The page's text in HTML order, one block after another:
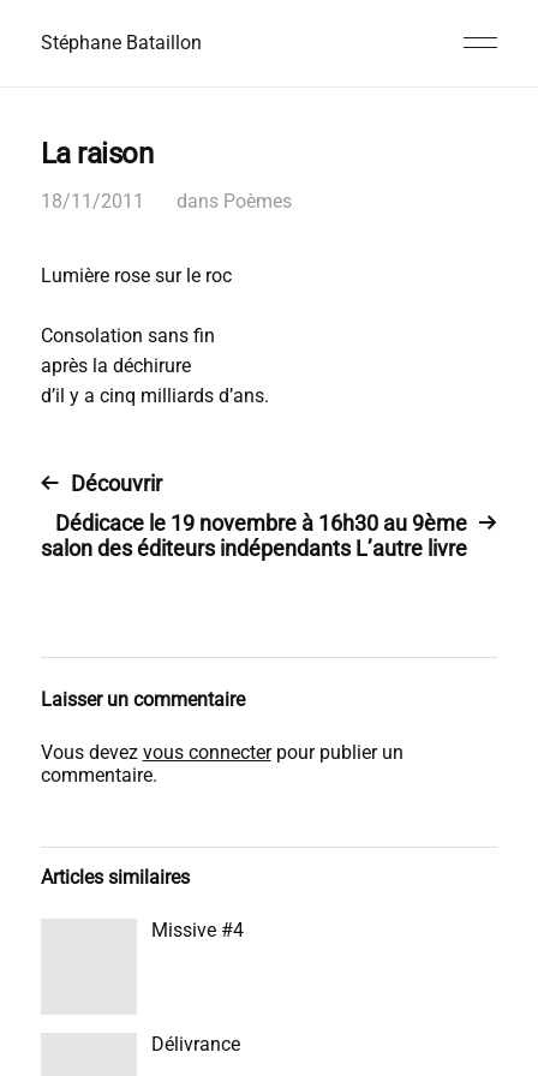
Stéphane Bataillon
La raison
18/11/2011 dans Poèmes
Lumière rose sur le roc
Consolation sans fin
après la déchirure
d’il y a cinq milliards d’ans.
Découvrir
Dédicace le 19 novembre à 16h30 au 9ème
salon des éditeurs indépendants L’autre livre
Laisser un commentaire
Vous devez vous connecterpour publier un
commentaire.
Articles similaires
Missive #4
Délivrance